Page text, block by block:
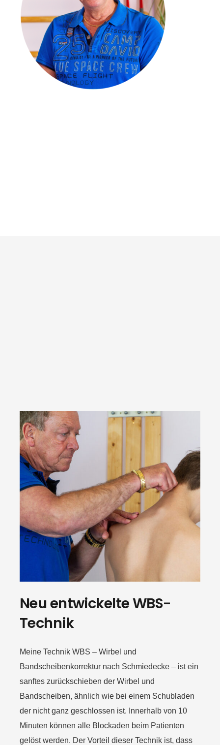
Neu entwickelte WBS-
Technik
Meine Technik WBS – Wirbel und
Bandscheibenkorrektur nach Schmiedecke – ist ein
sanftes zurückschieben der Wirbel und
Bandscheiben, ähnlich wie bei einem Schubladen
der nicht ganz geschlossen ist. Innerhalb von 10
Minuten können alle Blockaden beim Patienten
gelöst werden. Der Vorteil dieser Technik ist, dass